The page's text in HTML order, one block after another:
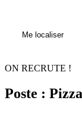
Me localiser
ON RECRUTE !
Poste :